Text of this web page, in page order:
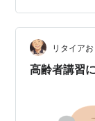
（ふわっと）
ノ・ロナウド
がすごい、サ
リタイア
高齢者講習